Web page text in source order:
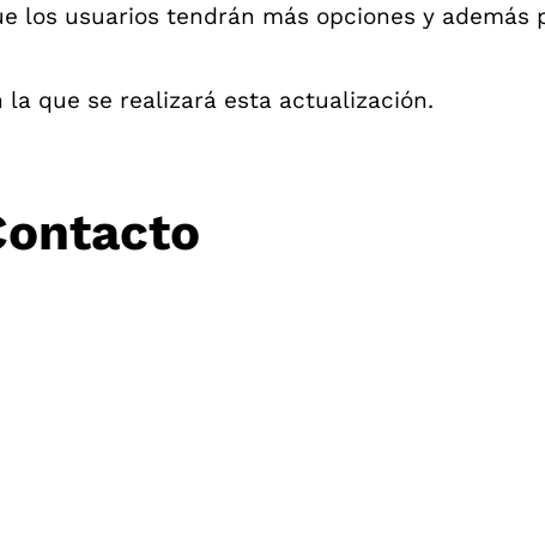
los usuarios tendrán más opciones y además
que se realizará esta actualización.